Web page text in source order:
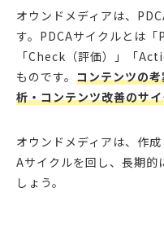
オウンドメディアは、
す。PDCAサイクルとは「
「Check（評価）」「
ものです。 コンテンツの
析・コンテンツ改善のサ
オウンドメディアは、作
Aサイクルを回し、長期的
しょう。